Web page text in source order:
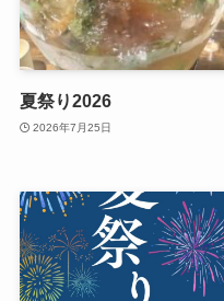
夏祭り2026
2026年7月25日